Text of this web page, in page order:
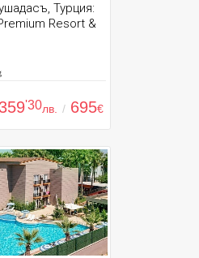
Турция:
Resort &
'30лв. / 695€